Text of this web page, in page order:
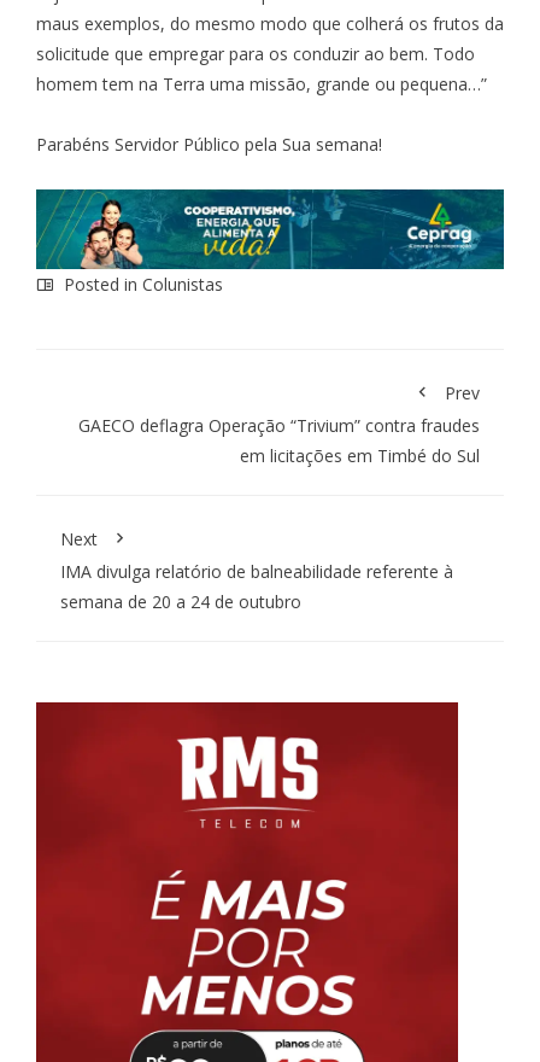
maus exemplos, do mesmo modo que colherá os frutos da
solicitude que empregar para os conduzir ao bem. Todo
homem tem na Terra uma missão, grande ou pequena…”
Parabéns Servidor Público pela Sua semana!
Posted in Colunistas
Prev
GAECO deflagra Operação “Trivium” contra fraudes
em licitações em Timbé do Sul
Next
IMA divulga relatório de balneabilidade referente à
semana de 20 a 24 de outubro